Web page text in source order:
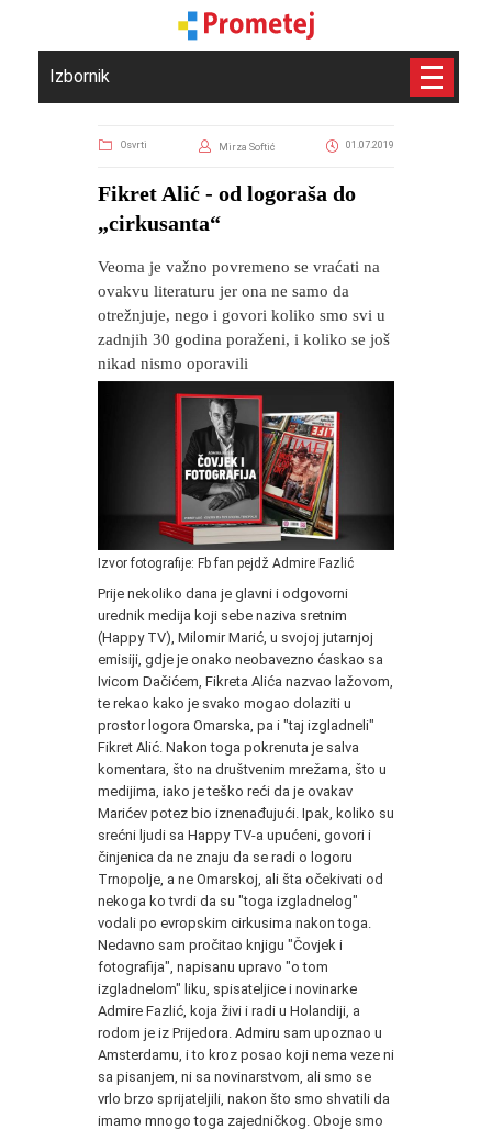
Izbornik
Osvrti Mirza Softić 01.07.2019
Fikret Alić - od logoraša do
„cirkusanta“
Veoma je važno povremeno se vraćati na
ovakvu literaturu jer ona ne samo da
otrežnjuje, nego i govori koliko smo svi u
zadnjih 30 godina poraženi, i koliko se još
nikad nismo oporavili
Izvor fotografije: Fb fan pejdž Admire Fazlić
Prije nekoliko dana je glavni i odgovorni
urednik medija koji sebe naziva sretnim
(Happy TV), Milomir Marić, u svojoj jutarnjoj
emisiji, gdje je onako neobavezno ćaskao sa
Ivicom Dačićem, Fikreta Alića nazvao lažovom,
te rekao kako je svako mogao dolaziti u
prostor logora Omarska, pa i "taj izgladneli"
Fikret Alić. Nakon toga pokrenuta je salva
komentara, što na društvenim mrežama, što u
medijima, iako je teško reći da je ovakav
Marićev potez bio iznenađujući. Ipak, koliko su
srećni ljudi sa Happy TV-a upućeni, govori i
činjenica da ne znaju da se radi o logoru
Trnopolje, a ne Omarskoj, ali šta očekivati od
nekoga ko tvrdi da su "toga izgladnelog"
vodali po evropskim cirkusima nakon toga.
Nedavno sam pročitao knjigu "Čovjek i
fotografija", napisanu upravo "o tom
izgladnelom" liku, spisateljice i novinarke
Admire Fazlić, koja živi i radi u Holandiji, a
rodom je iz Prijedora. Admiru sam upoznao u
Amsterdamu, i to kroz posao koji nema veze ni
sa pisanjem, ni sa novinarstvom, ali smo se
vrlo brzo sprijateljili, nakon što smo shvatili da
imamo mnogo toga zajedničkog. Oboje smo